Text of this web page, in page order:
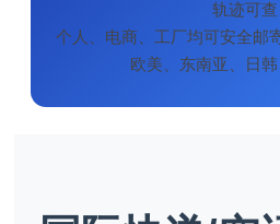
轨迹可查
个人、电商、工厂均可安全邮
欧美、东南亚、日